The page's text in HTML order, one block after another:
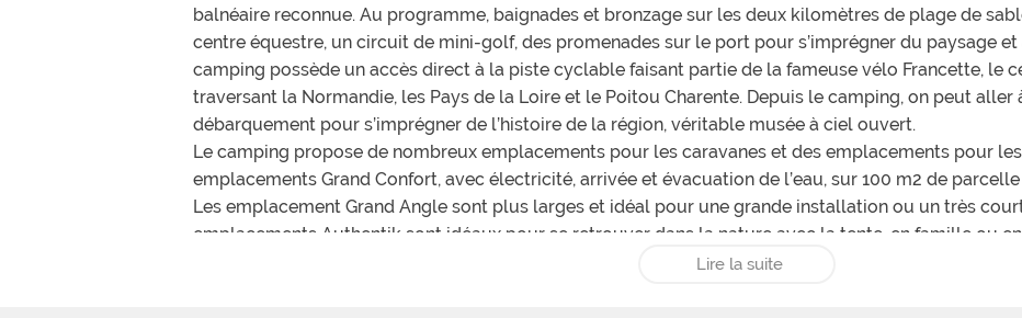
balnéaire reconnue. Au programme, baignades et bronzage sur les deux kilomètres de plage de
centre équestre, un circuit de mini-golf, des promenades sur le port pour s’imprégner du paysage et
camping possède un accès direct à la piste cyclable faisant partie de la fameuse vélo Francette, le
traversant la Normandie, les Pays de la Loire et le Poitou Charente. Depuis le camping, on peut
débarquement pour s’imprégner de l’histoire de la région, véritable musée à ciel ouvert.
Le camping propose de nombreux emplacements pour les caravanes et des emplacements pour
emplacements Grand Confort, avec électricité, arrivée et évacuation de l’eau, sur 100 m2 de
Les emplacement Grand Angle sont plus larges et idéal pour une grande installation ou un très
emplacements Authentik sont idéaux pour se retrouver dans la nature avec la tente, en famille ou
locations sont également disponibles, à 800m de la mer. On retrouve des cottages équipés tout
Lire la suite